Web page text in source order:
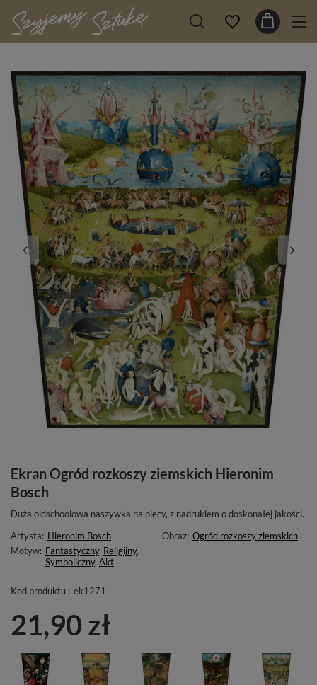
Ekran Ogród rozkoszy ziemskich Hieronim
Bosch
Duża oldschoolowa naszywka na plecy, z nadrukiem o doskonałej jakości.
Artysta: Hieronim Bosch Obraz: Ogród rozkoszy ziemskich
Motyw: Fantastyczny, Religijny,
Symboliczny, Akt
Kod produktu : ek1271
21,90 zł